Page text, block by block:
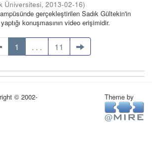
Üniversitesi, 2013-02-16)
gerçekleştirilen Sadık Gültekin'in
konuşmasının video erişimidir.
1 . . . 11
© 2002-
Theme by